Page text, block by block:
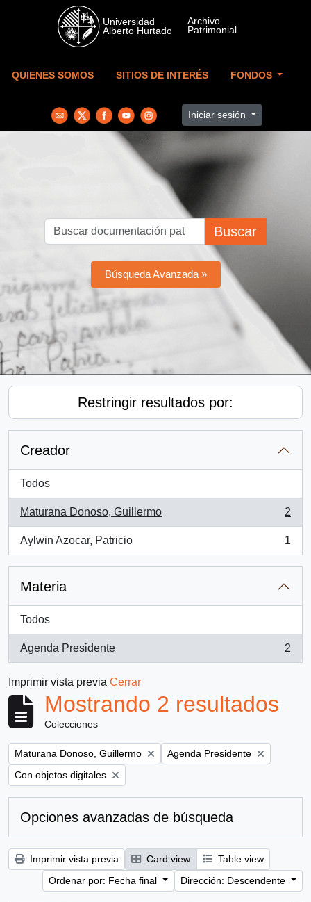
Skip to main content
QUIENES SOMOS SITIOS DE INTERÉS FONDOS
Iniciar sesión
Buscar
Búsqueda Avanzada »
Restringir resultados por:
Creador
Todos
Maturana Donoso, Guillermo
, 2 resultados
2
Aylwin Azocar, Patricio
, 1 resultados
1
Materia
Todos
Agenda Presidente
, 2 resultados
2
Imprimir vista previa Cerrar
Mostrando 2 resultados
Colecciones
Remove filter:
Maturana Donoso, Guillermo Remove filter:
Agenda Presidente
Remove filter:
Con objetos digitales
Opciones avanzadas de búsqueda
Imprimir vista previa Card view
Table view
Ordenar por: Fecha final
Dirección: Descendente